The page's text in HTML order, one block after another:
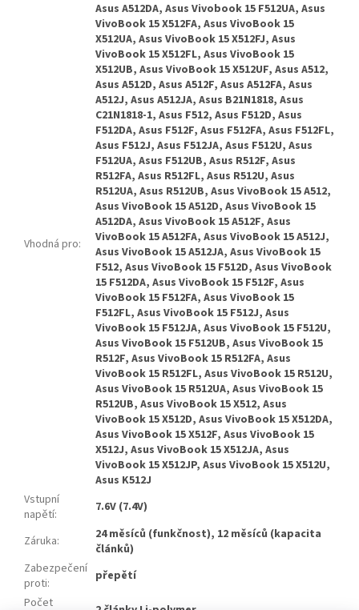
Vhodná pro:
Asus A512DA, Asus Vivobook 15 F512UA, Asus
VivoBook 15 X512FA, Asus VivoBook 15
X512UA, Asus VivoBook 15 X512FJ, Asus
VivoBook 15 X512FL, Asus VivoBook 15
X512UB, Asus VivoBook 15 X512UF, Asus A512,
Asus A512D, Asus A512F, Asus A512FA, Asus
A512J, Asus A512JA, Asus B21N1818, Asus
C21N1818-1, Asus F512, Asus F512D, Asus
F512DA, Asus F512F, Asus F512FA, Asus F512FL,
Asus F512J, Asus F512JA, Asus F512U, Asus
F512UA, Asus F512UB, Asus R512F, Asus
R512FA, Asus R512FL, Asus R512U, Asus
R512UA, Asus R512UB, Asus VivoBook 15 A512,
Asus VivoBook 15 A512D, Asus VivoBook 15
A512DA, Asus VivoBook 15 A512F, Asus
VivoBook 15 A512FA, Asus VivoBook 15 A512J,
Asus VivoBook 15 A512JA, Asus VivoBook 15
F512, Asus VivoBook 15 F512D, Asus VivoBook
15 F512DA, Asus VivoBook 15 F512F, Asus
VivoBook 15 F512FA, Asus VivoBook 15
F512FL, Asus VivoBook 15 F512J, Asus
VivoBook 15 F512JA, Asus VivoBook 15 F512U,
Asus VivoBook 15 F512UB, Asus VivoBook 15
R512F, Asus VivoBook 15 R512FA, Asus
VivoBook 15 R512FL, Asus VivoBook 15 R512U,
Asus VivoBook 15 R512UA, Asus VivoBook 15
R512UB, Asus VivoBook 15 X512, Asus
VivoBook 15 X512D, Asus VivoBook 15 X512DA,
Asus VivoBook 15 X512F, Asus VivoBook 15
X512J, Asus VivoBook 15 X512JA, Asus
VivoBook 15 X512JP, Asus VivoBook 15 X512U,
Asus K512J
Vstupní
napětí: 7.6V (7.4V)
Záruka:
24 měsíců (funkčnost), 12 měsíců (kapacita
článků)
Zabezpečení
proti:
přepětí
Počet